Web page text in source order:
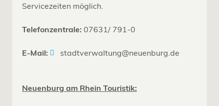
Servicezeiten möglich.
Telefonzentrale: 07631/ 791-0
E-Mail: stadtverwaltung@neuenburg.de
Neuenburg am Rhein Touristik: